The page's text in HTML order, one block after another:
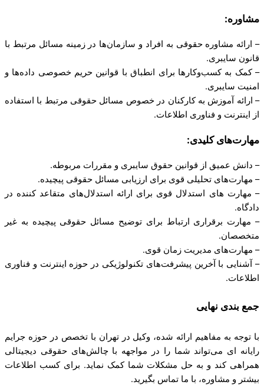
مشاوره:
– ارائه مشاوره حقوقی به افراد و سازمان‌ها در زمینه مسائل مرتبط با
قانون سایبری.
– کمک به کسب‌وکارها برای انطباق با قوانین حریم خصوصی داده‌ها و
امنیت سایبری.
– ارائه آموزش به کارکنان در خصوص مسائل حقوقی مرتبط با استفاده
از اینترنت و فناوری اطلاعات.
مهارت‌های کلیدی:
– دانش عمیق از قوانین حقوق سایبری و مقررات مربوطه.
– مهارت‌های تحلیلی قوی برای ارزیابی مسائل حقوقی پیچیده.
– مهارت‌ های استدلال قوی برای ارائه استدلال‌های متقاعد کننده در
دادگاه.
– مهارت‌ برقراری ارتباط برای توضیح مسائل حقوقی پیچیده به غیر
متخصصان.
– مهارت‌های مدیریت زمان قوی.
– آشنایی با آخرین پیشرفت‌های تکنولوژیکی در حوزه اینترنت و فناوری
اطلاعات.
جمع بندی نهایی
با توجه به مفاهیم ارائه شده، وکیل در تهران با تخصص در حوزه جرایم
رایانه ای می‌تواند شما را در مواجهه با چالش‌های حقوقی دیجیتالی
همراهی کند و به حل مشکلات شما کمک نماید. برای کسب اطلاعات
بیشتر و مشاوره، با ما تماس بگیرید.